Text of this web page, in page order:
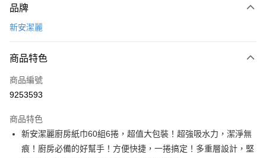
信用卡一次付款
LINE Pay
Apple Pay
悠遊付
Google Pay
品牌
新安潔麗
商品特色
商品編號
9253593
商品特色
新安潔麗廚房紙巾60組6捲，超值大包裝！超強吸水力，潔淨無
痕！廚房必備的好幫手！方便快捷，一捲搞定！多重層設計，堅